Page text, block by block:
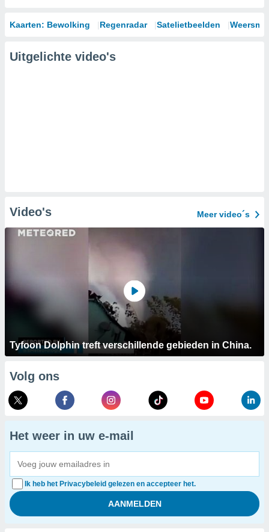
Kaarten: Bewolking Regenradar Satelietbeelden
Uitgelichte video's
Video's Meer video´s
Tyfoon Dolphin treft verschillende gebieden in China.
Volg ons
Het weer in uw e-mail
Ik heb het Privacybeleid gelezen en accepteer het.